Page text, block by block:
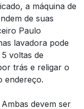
a máquina de
de suas
Paulo
lavadora pode
voltas de
trás e religar o
endereço.
devem ser